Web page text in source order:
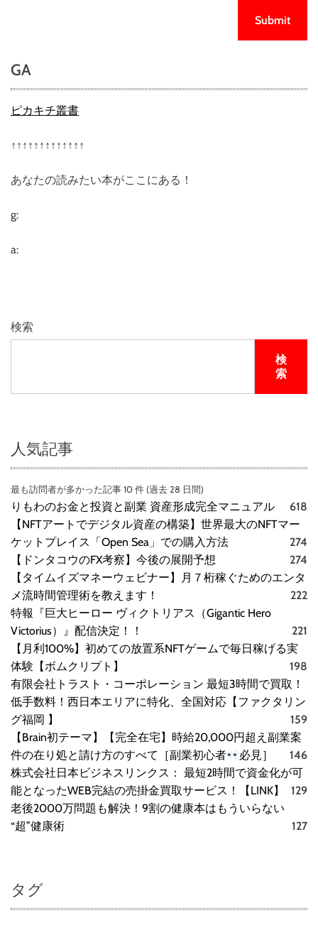
GA
ピカキチ叢書
↑↑↑↑↑↑↑↑↑↑↑↑↑
あなたの読みたい本がここにある！
g:
a:
検索
検
索
人気記事
最も訪問者が多かった記事 10 件 (過去 28 日間)
りもわのお金と投資と副業 資産形成完全マニュアル
618
【NFTアートでデジタル資産の構築】世界最大のNFTマー
ケットプレイス「Open Sea」での購入方法
274
【ドンタコウのFX考察】今後の展開予想
274
【タイムイズマネーウェビナー】月７桁稼ぐためのエンタ
メ流時間管理術を教えます！
222
特報『巨大ヒーロー ヴィクトリアス（Gigantic Hero
Victorius）』配信決定！！
221
【月利100%】初めての放置系NFTゲームで毎日稼げる実
体験【ボムクリプト】
198
有限会社トラスト・コーポレーション 最短3時間で買取！
低手数料！西日本エリアに特化、全国対応【ファクタリン
グ福岡 】
159
【Brain初テーマ】【完全在宅】時給20,000円超え副業案
件の在り処と請け方のすべて［副業初心者
必見］
146
株式会社日本ビジネスリンクス： 最短2時間で資金化が可
能となったWEB完結の売掛金買取サービス！【LINK】
129
老後2000万問題も解決！9割の健康本はもういらない
“超”健康術
127
タグ